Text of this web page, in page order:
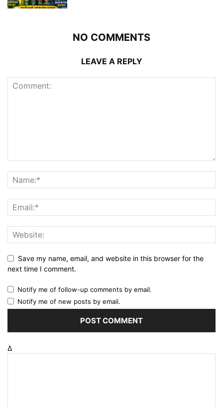
NO COMMENTS
LEAVE A REPLY
Save my name, email, and website in this browser for the
next time I comment.
Notify me of follow-up comments by email.
Notify me of new posts by email.
Δ